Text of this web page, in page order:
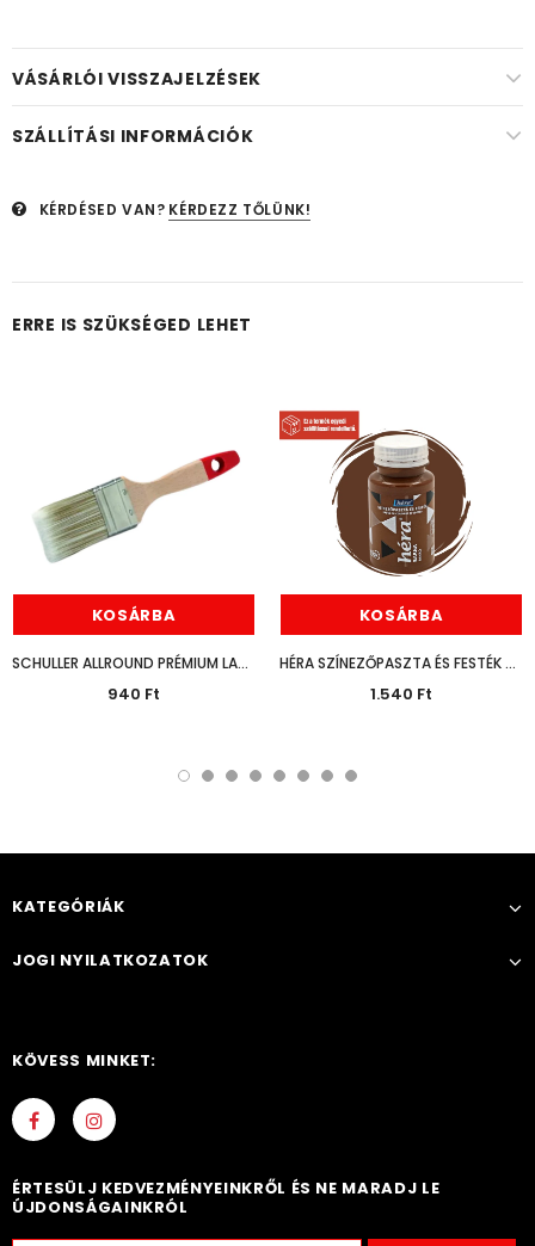
VÁSÁRLÓI VISSZAJELZÉSEK
SZÁLLÍTÁSI INFORMÁCIÓK
KÉRDÉSED VAN? KÉRDEZZ TŐLÜNK!
ERRE IS SZÜKSÉGED LEHET
KOSÁRBA
SCHULLER ALLROUND PRÉMIUM LAPOSECSET 30MM
940 Ft
KOSÁRBA
HÉRA SZÍNEZŐPASZTA ÉS FESTÉK BARNA 125ML
1.540 Ft
KATEGÓRIÁK
JOGI NYILATKOZATOK
KÖVESS MINKET:
ÉRTESÜLJ KEDVEZMÉNYEINKRŐL ÉS NE MARADJ LE
ÚJDONSÁGAINKRÓL